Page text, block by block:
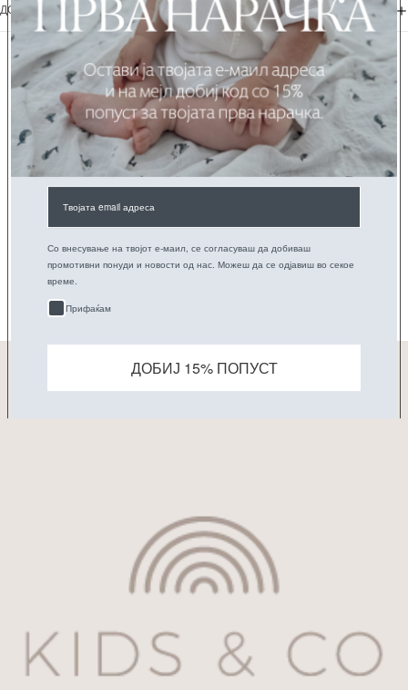
ДОСТАВА + ВРАЌАЊЕ
Можеби ќе ви се допадне...
ИСКУСТВА НА РОДИТЕЛИТЕ
Be the first to write a review
ПРИЈАВИ СЕ НА НАШАТА E-MAIL ЛИСТА
Со внесување на твојот е-маил, се согласуваш да добиваш
промотивни понуди и новости од нас. Можеш да се одјавиш во секое
време.
Прифаќам
ДОБИЈ 15% ПОПУСТ